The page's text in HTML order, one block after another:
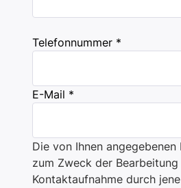
Telefonnummer *
E-Mail *
Die von Ihnen
zum Zweck der
Kontaktaufnahme durch